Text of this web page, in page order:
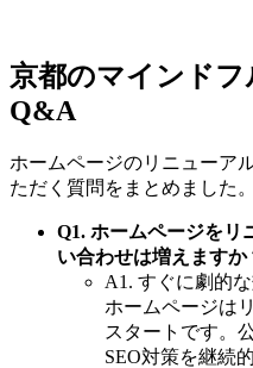
京都のマインド
Q&A
ホームページのリニューア
ただく質問をまとめました。
Q1. ホームページをリ
い合わせは増えますか
A1. すぐに劇的
ホームページは
スタートです。
SEO対策を継続